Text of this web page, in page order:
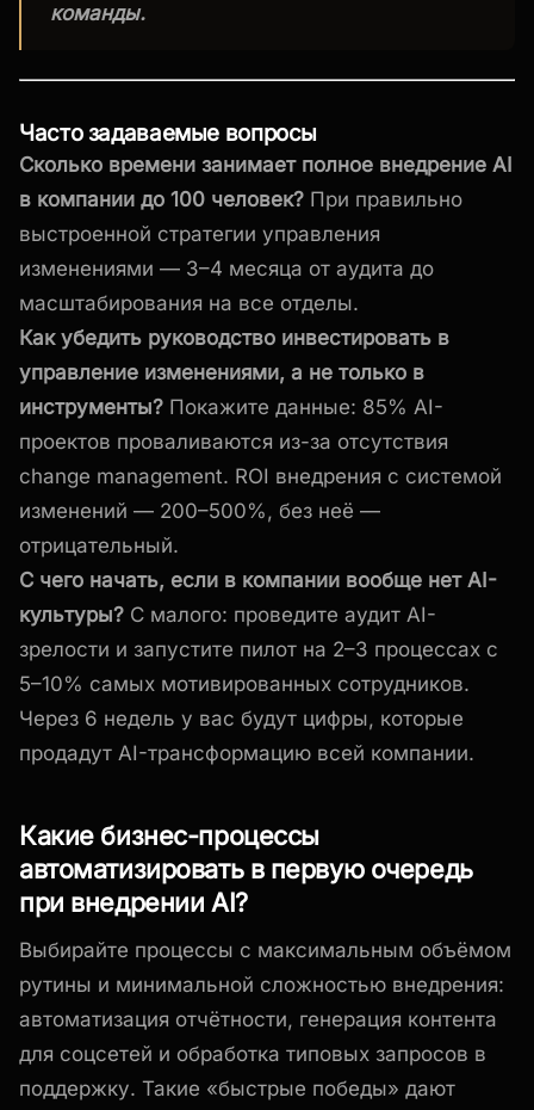
команды.
Часто задаваемые вопросы
Сколько времени занимает полное внедрение AI
в компании до 100 человек? При правильно
выстроенной стратегии управления
изменениями — 3–4 месяца от аудита до
масштабирования на все отделы.
Как убедить руководство инвестировать в
управление изменениями, а не только в
инструменты? Покажите данные: 85% AI-
проектов проваливаются из-за отсутствия
change management. ROI внедрения с системой
изменений — 200–500%, без неё —
отрицательный.
С чего начать, если в компании вообще нет AI-
культуры? С малого: проведите аудит AI-
зрелости и запустите пилот на 2–3 процессах с
5–10% самых мотивированных сотрудников.
Через 6 недель у вас будут цифры, которые
продадут AI-трансформацию всей компании.
Какие бизнес-процессы
автоматизировать в первую очередь
при внедрении AI?
Выбирайте процессы с максимальным объёмом
рутины и минимальной сложностью внедрения:
автоматизация отчётности, генерация контента
для соцсетей и обработка типовых запросов в
поддержку. Такие «быстрые победы» дают